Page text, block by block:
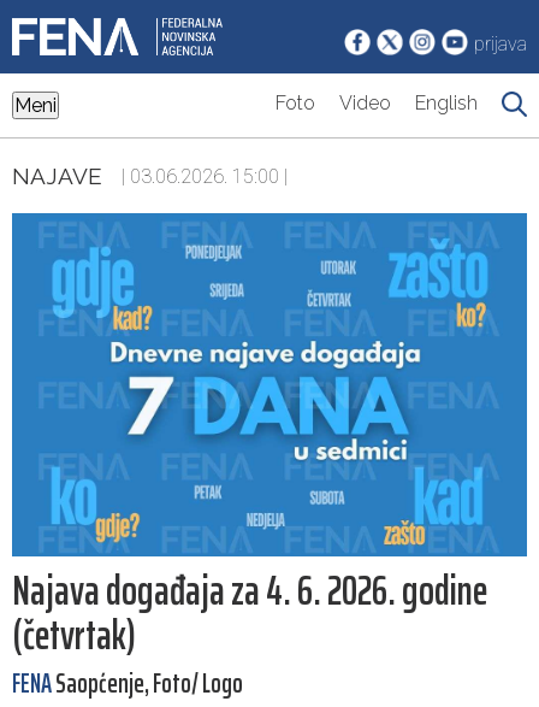
prijava
Meni Foto Video English
NAJAVE | 03.06.2026. 15:00 |
Najava događaja za 4. 6. 2026. godine
(četvrtak)
FENASaopćenje, Foto/ Logo